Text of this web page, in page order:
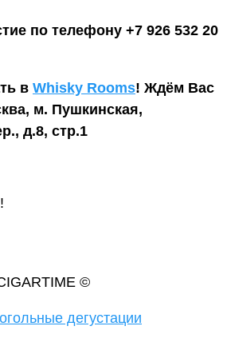
по телефону +7 926 532 20
в Whisky Rooms! Ждём Вас
м. Пушкинская,
д.8, стр.1
©
дегустации